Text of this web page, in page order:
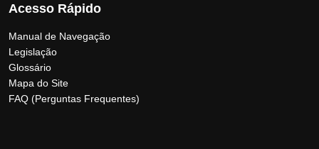
Acesso Rápido
Manual de Navegação
Legislação
Glossário
Mapa do Site
FAQ (Perguntas Frequentes)